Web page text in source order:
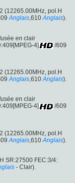
(12265.00MHz, pol.H
Anglais,610 Anglais).
en clair
4]
/609
(12265.00MHz, pol.H
Anglais,610 Anglais).
en clair
4]
/609
(12265.00MHz, pol.H
Anglais ,610 Anglais).
SR:27500 FEC:3/4:
- Clair).